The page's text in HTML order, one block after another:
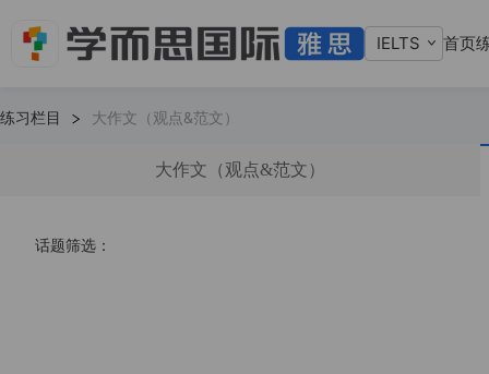
IELTS 首页
练习栏目 大作文（观点&范文）
大作文（观点&范文）
话题筛选：